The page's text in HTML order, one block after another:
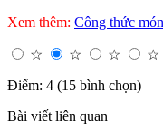
Xem thêm: Công thức
☆ ☆ ☆ ☆
Điểm: 4 (15 bình chọn)
Bài viết liên quan